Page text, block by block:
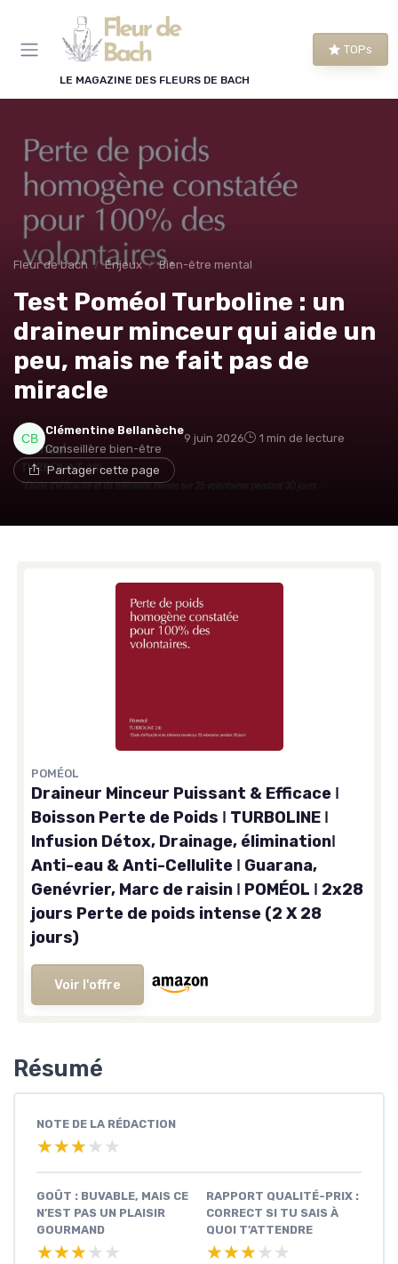
LE MAGAZINE DES FLEURS DE BACH
TOPs
Fleur de bach Enjeux Bien-être mental
Test Poméol Turboline : un
draineur minceur qui aide un
peu, mais ne fait pas de
miracle
Clémentine Bellanèche
Conseillère bien-être
9 juin 2026 1 min de lecture
Partager cette page
POMÉOL
Draineur Minceur Puissant & Efficace ǀ
Boisson Perte de Poids ǀ TURBOLINE ǀ
Infusion Détox, Drainage, éliminationǀ
Anti-eau & Anti-Cellulite ǀ Guarana,
Genévrier, Marc de raisin ǀ POMÉOL ǀ 2x28
jours Perte de poids intense (2 X 28
jours)
Voir l'offre
Résumé
NOTE DE LA RÉDACTION
★★★★★
★★★★★
GOÛT : BUVABLE, MAIS CE
N’EST PAS UN PLAISIR
GOURMAND
★★★★★
★★★★★
RAPPORT QUALITÉ-PRIX :
CORRECT SI TU SAIS À
QUOI T’ATTENDRE
★★★★★
★★★★★